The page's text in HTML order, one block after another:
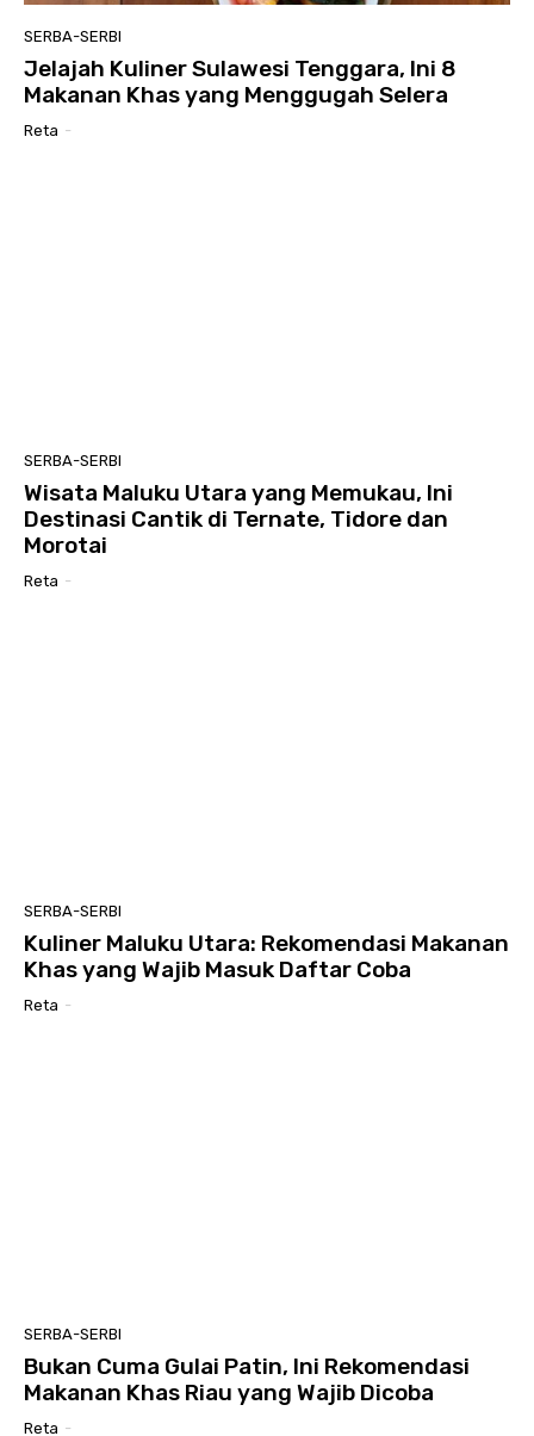
SERBA-SERBI
Jelajah Kuliner Sulawesi Tenggara, Ini 8
Makanan Khas yang Menggugah Selera
Reta -
SERBA-SERBI
Wisata Maluku Utara yang Memukau, Ini
Destinasi Cantik di Ternate, Tidore dan
Morotai
Reta -
SERBA-SERBI
Kuliner Maluku Utara: Rekomendasi Makanan
Khas yang Wajib Masuk Daftar Coba
Reta -
SERBA-SERBI
Bukan Cuma Gulai Patin, Ini Rekomendasi
Makanan Khas Riau yang Wajib Dicoba
Reta -